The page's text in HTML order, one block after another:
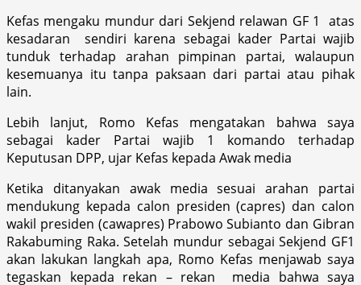
Kefas mengaku mundur dari Sekjend relawan GF 1 atas
kesadaran sendiri karena sebagai kader Partai wajib
tunduk terhadap arahan pimpinan partai, walaupun
kesemuanya itu tanpa paksaan dari partai atau pihak
lain.
Lebih lanjut, Romo Kefas mengatakan bahwa saya
sebagai kader Partai wajib 1 komando terhadap
Keputusan DPP, ujar Kefas kepada Awak media
Ketika ditanyakan awak media sesuai arahan partai
mendukung kepada calon presiden (capres) dan calon
wakil presiden (cawapres) Prabowo Subianto dan Gibran
Rakabuming Raka. Setelah mundur sebagai Sekjend GF1
akan lakukan langkah apa, Romo Kefas menjawab saya
tegaskan kepada rekan – rekan media bahwa saya